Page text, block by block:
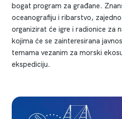
bogat program za građane.
oceanografiju i ribarstvo,
organizirat će igre i radionice za
kojima će se zainteresirana
temama vezanim za morski
ekspediciju.